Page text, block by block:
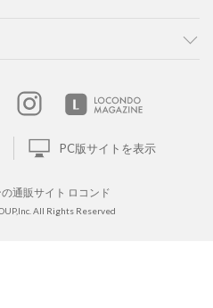
PC版サイトを表示
の通販サイト ロコンド
All Rights Reserved